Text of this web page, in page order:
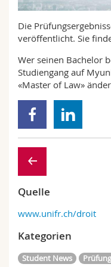
Math.-Nat. und
Interfakultär
Mitarbeitende
Doktorierende
Webmail
MyUnifr
Die
veröffentlicht. Sie
Wer seinen Bachelor
Studiengang auf
«Master of Law»
Quelle
www.unifr.ch/droit
Kategorien
Student News